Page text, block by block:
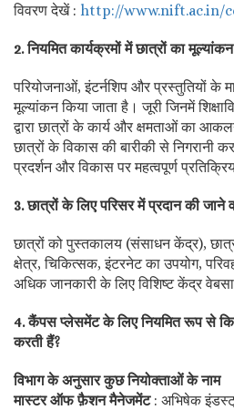
विवरण देखें : http://www.nift.ac.in/
2. नियमित कार्यक्रमों में छात्रों का
परियोजनाओं, इंटर्नशिप और प्रस्तुतियों के
मूल्यांकन किया जाता है। जूरी जिनमें
द्वारा छात्रों के कार्य और क्षमताओं का
छात्रों के विकास की बारीकी से निगरानी
प्रदर्शन और विकास पर महत्वपूर्ण
3. छात्रों के लिए परिसर में प्रदान की जाने
छात्रों को पुस्तकालय (संसाधन केंद्र),
क्षेत्र, चिकित्सक, इंटरनेट का उपयोग,
अधिक जानकारी के लिए विशिष्ट केंद्र
4. कैंपस प्लेसमेंट के लिए नियमित रूप से
करती हैं?
विभाग के अनुसार कुछ नियोक्ताओं के नाम
मास्टर ऑफ फ़ैशन मैनेजमेंट : अभिषेक